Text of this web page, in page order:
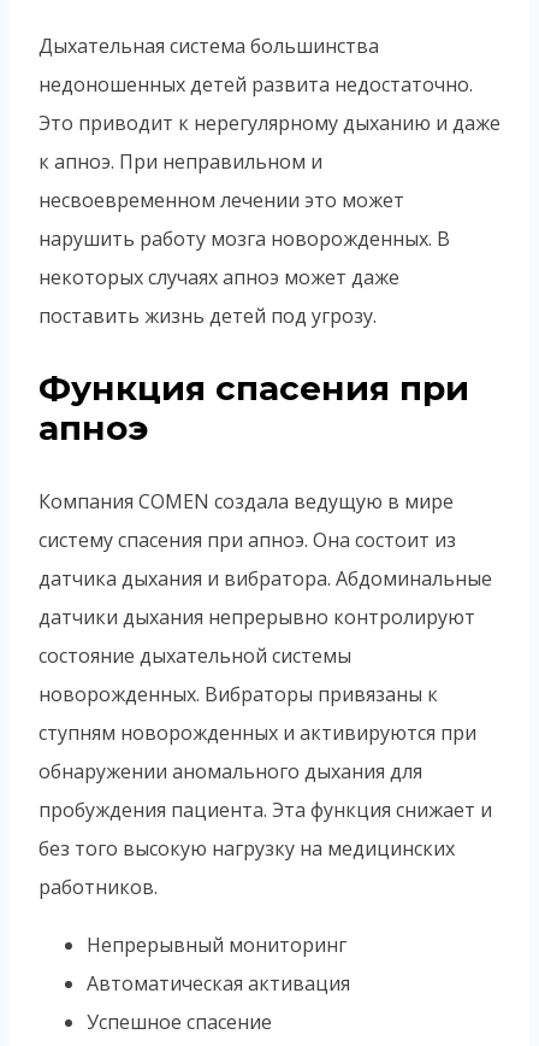
Дыхательная система большинства
недоношенных детей развита недостаточно.
Это приводит к нерегулярному дыханию и даже
к апноэ. При неправильном и
несвоевременном лечении это может
нарушить работу мозга новорожденных. В
некоторых случаях апноэ может даже
поставить жизнь детей под угрозу.
Функция спасения при
апноэ
Компания COMEN создала ведущую в мире
систему спасения при апноэ. Она состоит из
датчика дыхания и вибратора. Абдоминальные
датчики дыхания непрерывно контролируют
состояние дыхательной системы
новорожденных. Вибраторы привязаны к
ступням новорожденных и активируются при
обнаружении аномального дыхания для
пробуждения пациента. Эта функция снижает и
без того высокую нагрузку на медицинских
работников.
Непрерывный мониторинг
Автоматическая активация
Успешное спасение